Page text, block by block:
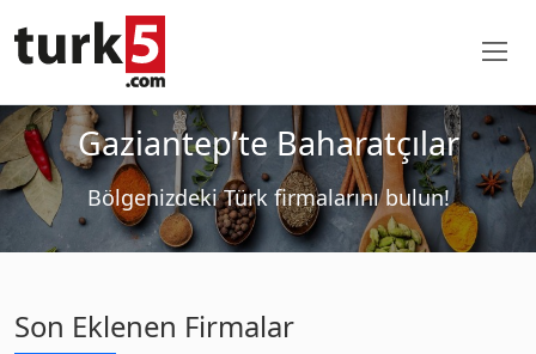
Gaziantep’te Baharatçılar
Bölgenizdeki Türk firmalarını bulun!
Son Eklenen Firmalar